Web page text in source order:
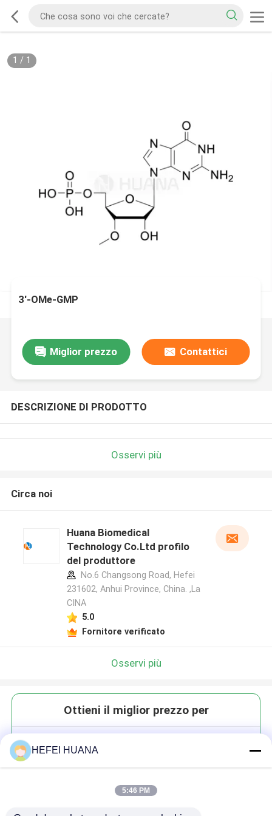
1 / 1
3'-OMe-GMP
Miglior prezzo Contattici
DESCRIZIONE DI PRODOTTO
Osservi più
Circa noi
Huana Biomedical
Technology Co.Ltd profilo
del produttore
No.6 Changsong Road, Hefei
231602, Anhui Province, China. ,La
CINA
5.0
Fornitore verificato
Osservi più
Ottieni il miglior prezzo per
HEFEI HUANA
5:46 PM